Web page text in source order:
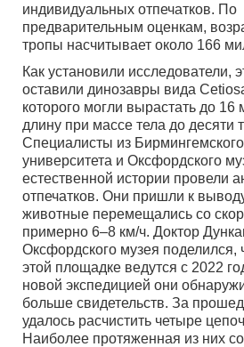
индивидуальных отпечатков. По
предварительным оценкам,
тропы насчитывает около 166
Как установили исследователи,
оставили динозавры вида
которого могли вырастать до 16
длину при массе тела до десяти
Специалисты из Бирмингемского
университета и Оксфордского
естественной истории провели
отпечатков. Они пришли к
животные перемещались со
примерно 6–8 км/ч. Доктор
Оксфордского музея поделился,
этой площадке ведутся с 2022
новой экспедицией они
больше свидетельств. За
удалось расчистить четыре
Наиболее протяженная из них